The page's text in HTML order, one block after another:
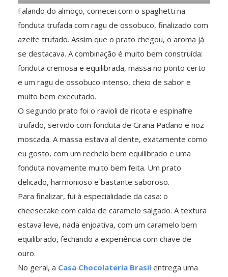
Falando do almoço, comecei com o spaghetti na
fonduta trufada com ragu de ossobuco, finalizado com
azeite trufado. Assim que o prato chegou, o aroma já
se destacava. A combinação é muito bem construída:
fonduta cremosa e equilibrada, massa no ponto certo
e um ragu de ossobuco intenso, cheio de sabor e
muito bem executado.
O segundo prato foi o ravioli de ricota e espinafre
trufado, servido com fonduta de Grana Padano e noz-
moscada. A massa estava al dente, exatamente como
eu gosto, com um recheio bem equilibrado e uma
fonduta novamente muito bem feita. Um prato
delicado, harmonioso e bastante saboroso.
Para finalizar, fui à especialidade da casa: o
cheesecake com calda de caramelo salgado. A textura
estava leve, nada enjoativa, com um caramelo bem
equilibrado, fechando a experiência com chave de
ouro.
No geral, a Casa Chocolateria Brasil entrega uma